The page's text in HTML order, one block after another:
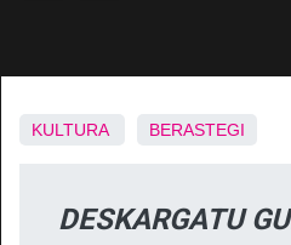
KULTURA BERASTEGI
DESKARGATU